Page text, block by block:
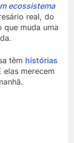
ecossistema
real, do
que muda uma
têm histórias
elas merecem